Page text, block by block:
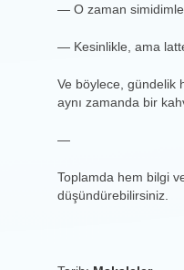
— O zaman
— Kesinlikle, ama
Ve böylece, gündelik
aynı zamanda bir
—
Toplamda hem bilgi
düşündürebilirsiniz.